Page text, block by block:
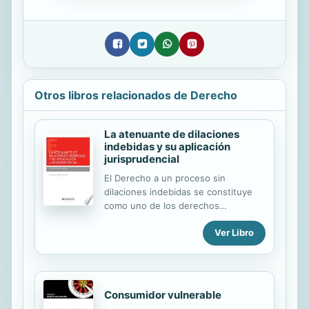
Otros libros relacionados de Derecho
La atenuante de dilaciones
indebidas y su aplicación
jurisprudencial
El Derecho a un proceso sin
dilaciones indebidas se constituye
como uno de los derechos
fundamentales reconocidos
constitucionalmente. Cuando el
mismo se ve vulnerado por la
Justicia derivada de una dilación o
retardo en la tramitación de un
procedimiento penal, resulta
Ver Libro
Consumidor vulnerable